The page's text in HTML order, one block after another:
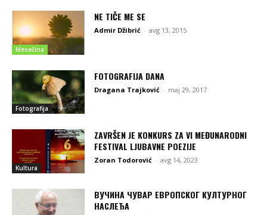
Mesečina
NE TIČE ME SE
Admir Džibrić - avg 13, 2015
Fotografija
FOTOGRAFIJA DANA
Dragana Trajković - maj 29, 2017
Kultura
ZAVRŠEN JE KONKURS ZA VI MEĐUNARODNI
FESTIVAL LJUBAVNE POEZIJE
Zoran Todorović - avg 14, 2023
ВУЧИНА ЧУВАР ЕВРОПСКОГ КУЛТУРНОГ
НАСЛЕЂА